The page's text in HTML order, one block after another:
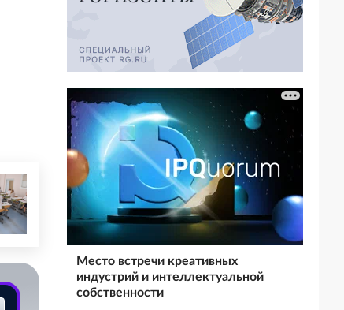
Место встречи креативных
индустрий и интеллектуальной
собственности